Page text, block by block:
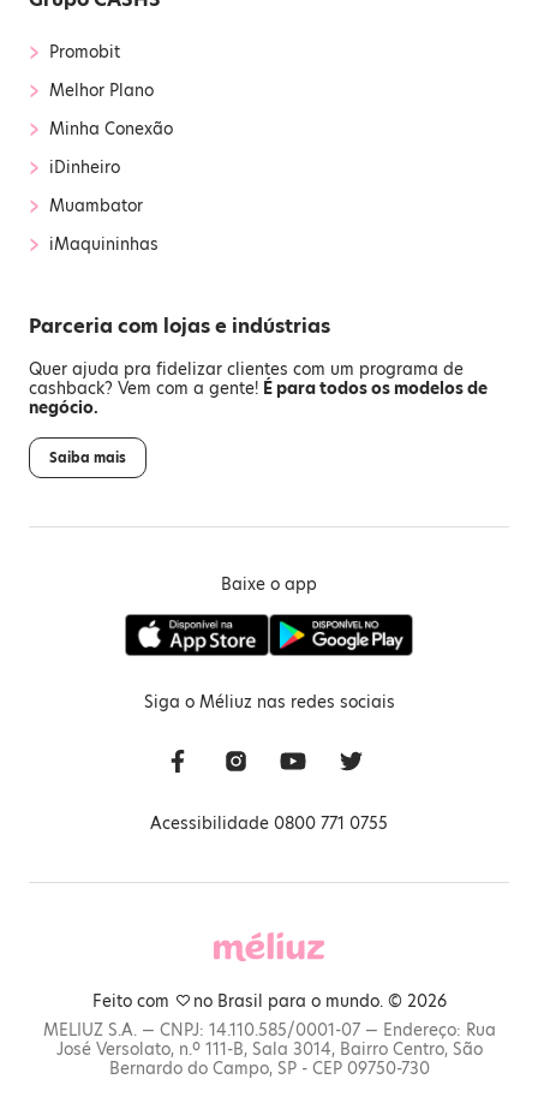
› Promobit
› Melhor Plano
› Minha Conexão
› iDinheiro
› Muambator
› iMaquininhas
Parceria com lojas e indústrias
Quer ajuda pra fidelizar clientes com um programa de
cashback? Vem com a gente! É para todos os modelos de
negócio.
Saiba mais
Baixe o app
Siga o Méliuz nas redes sociais
Acessibilidade 0800 771 0755
Feito com
no Brasil para o mundo. © 2026
MELIUZ S.A. — CNPJ: 14.110.585/0001-07 — Endereço: Rua
José Versolato, n.º 111-B, Sala 3014, Bairro Centro, São
Bernardo do Campo, SP - CEP 09750-730